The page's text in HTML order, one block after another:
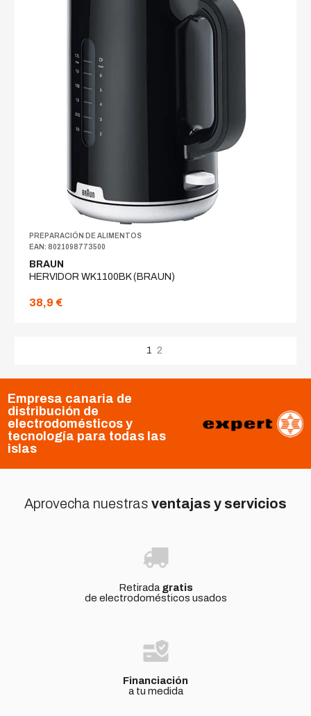
PREPARACIÓN DE ALIMENTOS
EAN: 8021098773500
BRAUN
HERVIDOR WK1100BK (BRAUN)
38,9 €
1 2
Empresa canaria de
distribución de
electrodomésticos y
tecnología para todas las
islas
Aprovecha nuestras ventajas y servicios
Retirada gratis
de electrodomésticos usados
Financiación
a tu medida